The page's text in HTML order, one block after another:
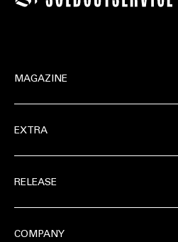
MAGAZINE
EXTRA
RELEASE
COMPANY